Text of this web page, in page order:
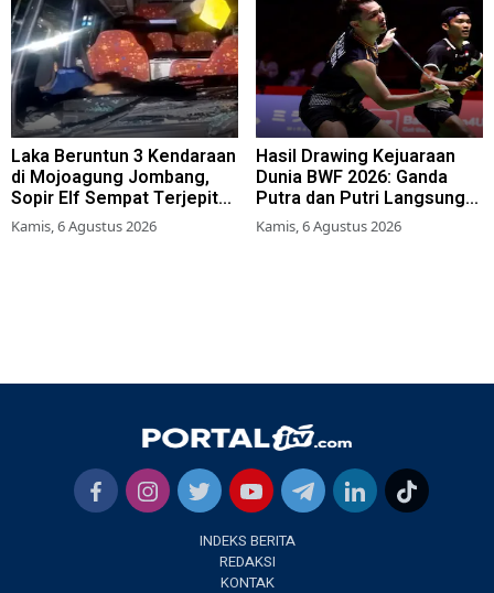
Laka Beruntun 3 Kendaraan
di Mojoagung Jombang,
Sopir Elf Sempat Terjepit
Kemudi
Kamis, 6 Agustus 2026
Hasil Drawing Kejuaraan
Dunia BWF 2026: Ganda
Putra dan Putri Langsung
Lolos Babak Kedua, 6 Wakil
Bertarung dari Awal
Kamis, 6 Agustus 2026
INDEKS BERITA
REDAKSI
KONTAK